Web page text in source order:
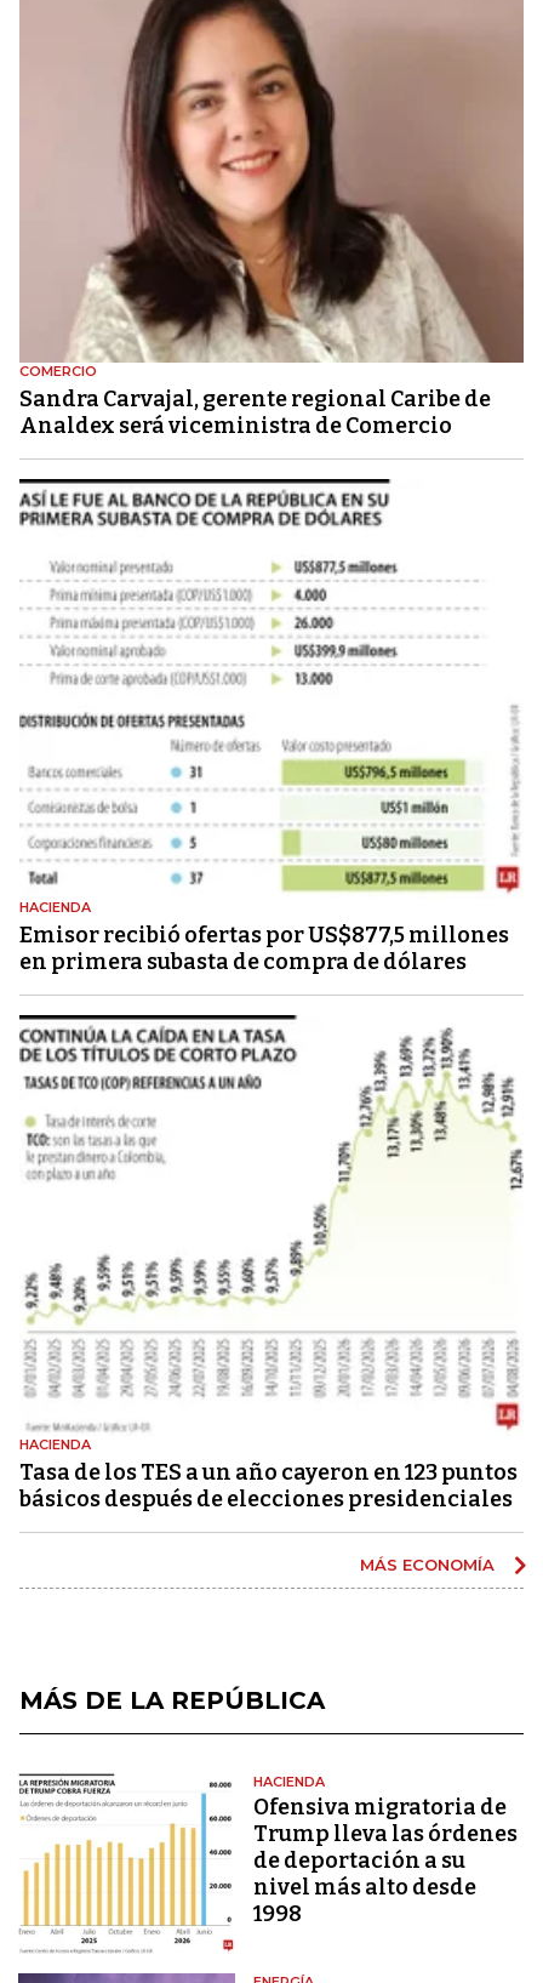
COMERCIO
Sandra Carvajal, gerente regional Caribe de
Analdex será viceministra de Comercio
HACIENDA
Emisor recibió ofertas por US$877,5 millones
en primera subasta de compra de dólares
HACIENDA
Tasa de los TES a un año cayeron en 123 puntos
básicos después de elecciones presidenciales
MÁS ECONOMÍA
MÁS DE LA REPÚBLICA
HACIENDA
Ofensiva migratoria de
Trump lleva las órdenes
de deportación a su
nivel más alto desde
1998